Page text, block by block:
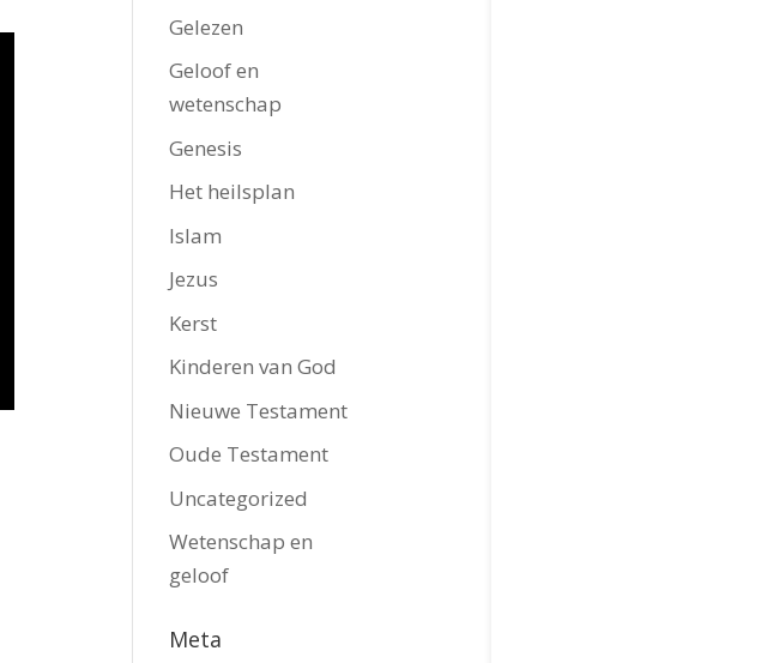
Gelezen
Geloof en
wetenschap
Genesis
Het heilsplan
Islam
Jezus
Kerst
Kinderen van God
Nieuwe Testament
Oude Testament
Uncategorized
Wetenschap en
geloof
Meta